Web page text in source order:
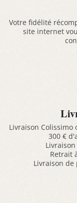
Votre fidélité
site internet
Livraison Colissimo
300 €
Retrait
Livraison